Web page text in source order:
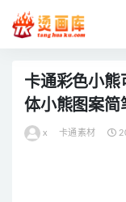
卡通彩色小熊
体小熊图案简
x 卡通素材